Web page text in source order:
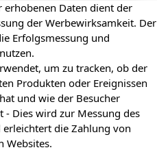
erhobenen Daten dient der
der Werbewirksamkeit. Der
Erfolgsmessung und
um zu tracken, ob der
Produkten oder Ereignissen
und wie der Besucher
- Dies wird zur Messung des
die Zahlung von
Websites.